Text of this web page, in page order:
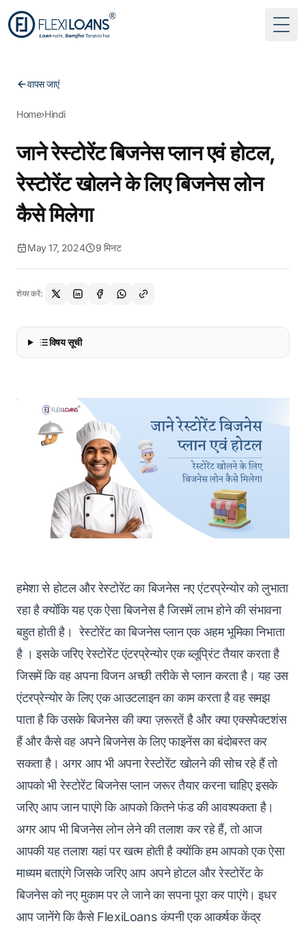
वापस जाएं
Home›Hindi
जाने रेस्टोरेंट बिजनेस प्लान एवं होटल,
रेस्टोरेंट खोलने के लिए बिजनेस लोन
कैसे मिलेगा
May 17, 2024 9 मिनट
शेयर करें:
विषय सूची
हमेशा से होटल और रेस्टोरेंट का बिजनेस नए एंटरप्रेन्योर को लुभाता
रहा है क्योंकि यह एक ऐसा बिजनेस है जिसमें लाभ होने की संभावना
बहुत होती है। रेस्टोरेंट का बिजनेस प्लान एक अहम भूमिका निभाता
है । इसके जरिए रेस्टोरेंट एंटरप्रेन्योर एक ब्लूप्रिंट तैयार करता है
जिसमें कि वह अपना विजन अच्छी तरीके से प्लान करता है। यह उस
एंटरप्रेन्योर के लिए एक आउटलाइन का काम करता है वह समझ
पाता है कि उसके बिजनेस की क्या ज़रूरतें है और क्या एक्सपेक्टशंस
हैं और कैसे वह अपने बिजनेस के लिए फाइनेंस का बंदोबस्त कर
सकता है। अगर आप भी अपना रेस्टोरेंट खोलने की सोच रहे हैं तो
आपको भी रेस्टोरेंट बिजनेस प्लान जरूर तैयार करना चाहिए इसके
जरिए आप जान पाएंगे कि आपको कितने फंड की आवश्यकता है।
अगर आप भी बिजनेस लोन लेने की तलाश कर रहे हैं, तो आज
आपकी यह तलाश यहां पर खत्म होती है क्योंकि हम आपको एक ऐसा
माध्यम बताएंगे जिसके जरिए आप अपने होटल और रेस्टोरेंट के
बिजनेस को नए मुकाम पर ले जाने का सपना पूरा कर पाएंगे। इधर
आप जानेंगे कि कैसे FlexiLoans कंपनी एक आकर्षक केंद्र